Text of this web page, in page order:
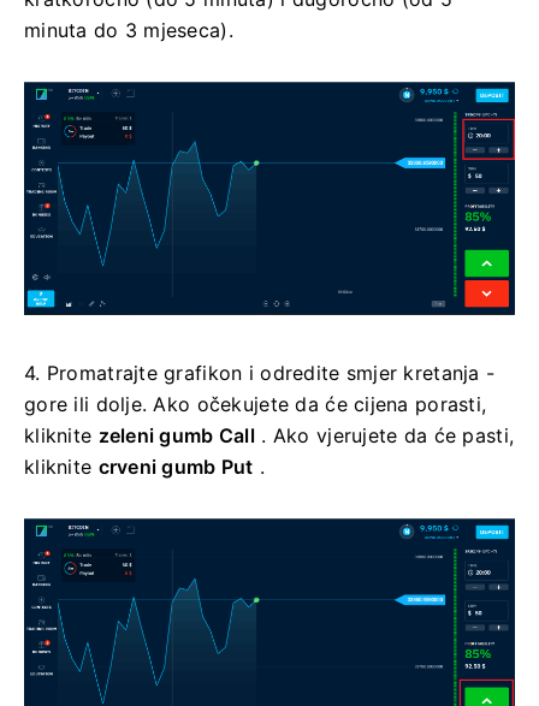
minuta do 3 mjeseca).
4. Promatrajte grafikon i odredite smjer kretanja -
gore ili dolje. Ako očekujete da će cijena porasti,
kliknite zeleni gumb Call . Ako vjerujete da će pasti,
kliknite crveni gumb Put .